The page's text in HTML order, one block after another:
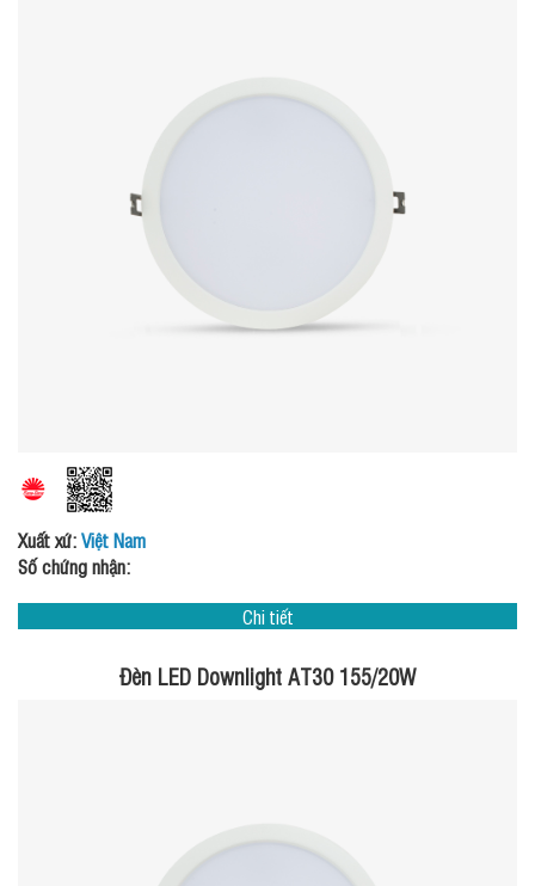
Xuất xứ:Việt Nam
Số chứng nhận:
Chi tiết
Đèn LED Downlight AT30 155/20W